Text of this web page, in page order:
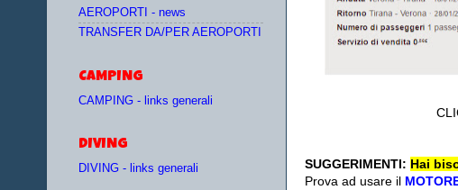
SUGGERIMENTI: Hai
Prova ad usare il
AEROPORTI - news
TRANSFER DA/PER AEROPORTI
CAMPING
CAMPING - links generali
DIVING
DIVING - links generali